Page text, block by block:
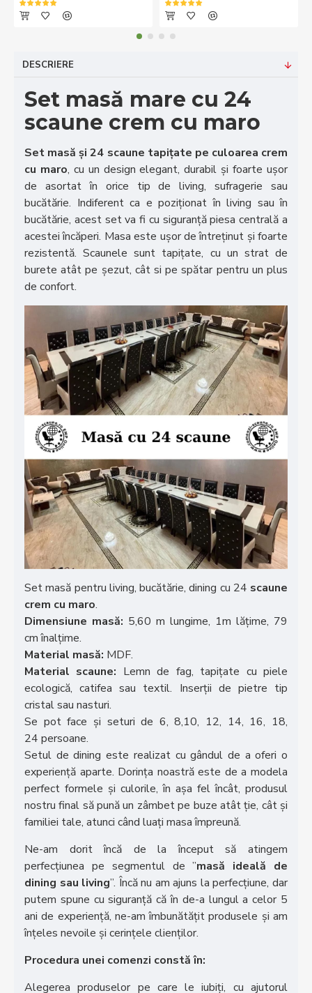
DESCRIERE
Set masă mare cu 24
scaune crem cu maro
Set masă și 24 scaune tapițate pe culoarea crem
cu maro, cu un design elegant, durabil și foarte ușor
de asortat în orice tip de living, sufragerie sau
bucătărie. Indiferent ca e poziționat în living sau în
bucătărie, acest set va fi cu siguranță piesa centrală a
acestei încăperi. Masa este ușor de întreținut și foarte
rezistentă. Scaunele sunt tapițate, cu un strat de
burete atât pe șezut, cât si pe spătar pentru un plus
de confort.
Set masă pentru living, bucătărie, dining cu 24 scaune
crem cu maro.
Dimensiune masă: 5,60 m lungime, 1m lățime, 79
cm înalțime.
Material masă: MDF.
Material scaune: Lemn de fag, tapițate cu piele
ecologică, catifea sau textil. Inserții de pietre tip
cristal sau nasturi.
Se pot face și seturi de 6, 8,10, 12, 14, 16, 18,
24 persoane.
Setul de dining este realizat cu gândul de a oferi o
experiență aparte. Dorința noastră este de a modela
perfect formele și culorile, în așa fel încât, produsul
nostru final să pună un zâmbet pe buze atât ție, cât și
familiei tale, atunci când luați masa împreună.
Ne-am dorit încă de la început să atingem
perfecțiunea pe segmentul de ”masă ideală de
dining sau living”. Încă nu am ajuns la perfecțiune, dar
putem spune cu siguranță că în de-a lungul a celor 5
ani de experiență, ne-am îmbunătățit produsele și am
înțeles nevoile și cerințele clienților.
Procedura unei comenzi constă în:
Alegerea produselor pe care le iubiți, cu ajutorul